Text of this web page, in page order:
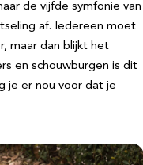
de vijfde symfonie van
af. Iedereen moet
maar dan blijkt het
en schouwburgen is dit
je er nou voor dat je